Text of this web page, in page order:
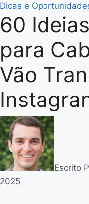
Dicas e
60
para
Vão
Escrito
2025